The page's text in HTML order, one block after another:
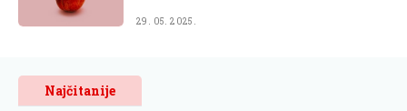
29. 05. 2025.
Najčitanije